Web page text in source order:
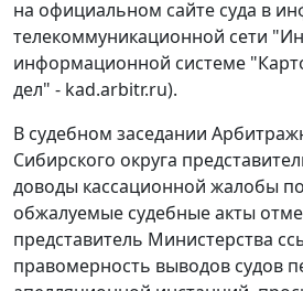
на официальном сайте суда в
телекоммуникационной сети
информационной системе
дел" - kad.arbitr.ru).
В судебном заседании
Сибирского округа
доводы кассационной жалобы
обжалуемые судебные акты
представитель Министерства
правомерность выводов судов